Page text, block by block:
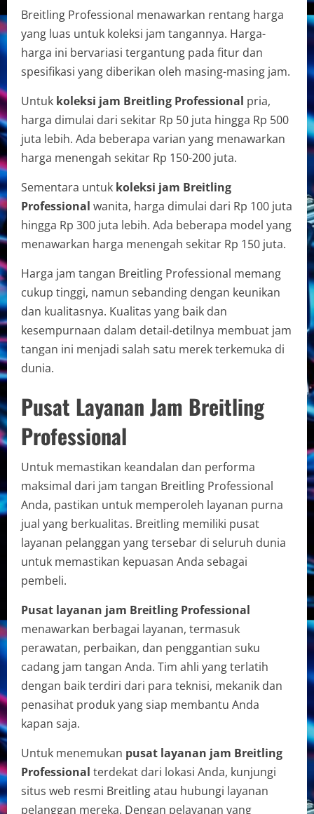
Breitling Professional menawarkan rentang harga
yang luas untuk koleksi jam tangannya. Harga-
harga ini bervariasi tergantung pada fitur dan
spesifikasi yang diberikan oleh masing-masing jam.
Untuk koleksi jam Breitling Professional pria,
harga dimulai dari sekitar Rp 50 juta hingga Rp 500
juta lebih. Ada beberapa varian yang menawarkan
harga menengah sekitar Rp 150-200 juta.
Sementara untuk koleksi jam Breitling
Professional wanita, harga dimulai dari Rp 100 juta
hingga Rp 300 juta lebih. Ada beberapa model yang
menawarkan harga menengah sekitar Rp 150 juta.
Harga jam tangan Breitling Professional memang
cukup tinggi, namun sebanding dengan keunikan
dan kualitasnya. Kualitas yang baik dan
kesempurnaan dalam detail-detilnya membuat jam
tangan ini menjadi salah satu merek terkemuka di
dunia.
Pusat Layanan Jam Breitling
Professional
Untuk memastikan keandalan dan performa
maksimal dari jam tangan Breitling Professional
Anda, pastikan untuk memperoleh layanan purna
jual yang berkualitas. Breitling memiliki pusat
layanan pelanggan yang tersebar di seluruh dunia
untuk memastikan kepuasan Anda sebagai
pembeli.
Pusat layanan jam Breitling Professional
menawarkan berbagai layanan, termasuk
perawatan, perbaikan, dan penggantian suku
cadang jam tangan Anda. Tim ahli yang terlatih
dengan baik terdiri dari para teknisi, mekanik dan
penasihat produk yang siap membantu Anda
kapan saja.
Untuk menemukan pusat layanan jam Breitling
Professional terdekat dari lokasi Anda, kunjungi
situs web resmi Breitling atau hubungi layanan
pelanggan mereka. Dengan pelayanan yang